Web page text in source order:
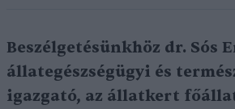
Beszélgetésünkhöz dr. Sós
állategészségügyi és
igazgató, az állatkert